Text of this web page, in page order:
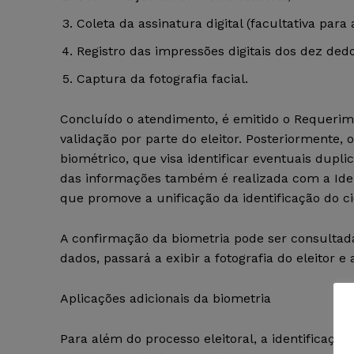
Coleta da assinatura digital (facultativa para
Registro das impressões digitais dos dez
Captura da fotografia facial.
Concluído o atendimento, é emitido o
validação por parte do eleitor. Posteriormente,
biométrico, que visa identificar eventuais
das informações também é realizada com a
que promove a unificação da identificação do
A confirmação da biometria pode ser
dados, passará a exibir a fotografia do eleitor
Aplicações adicionais da biometria
Para além do processo eleitoral, a